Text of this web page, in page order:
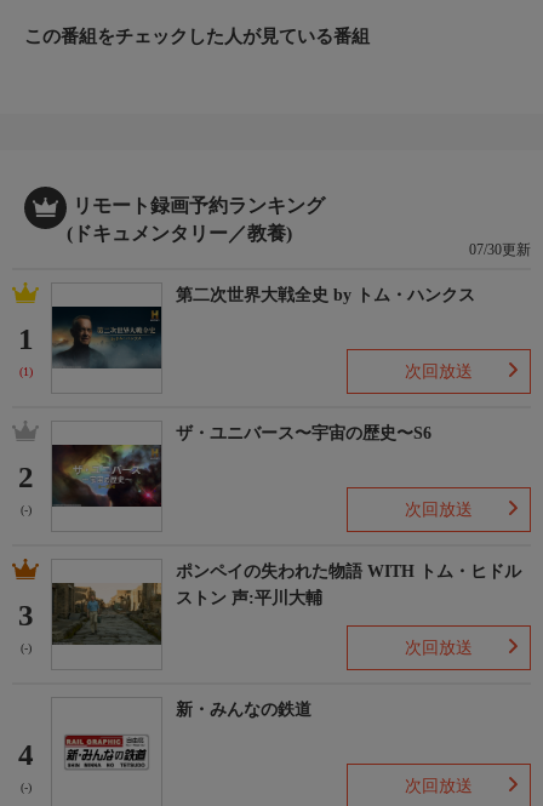
この番組をチェックした人が見ている番組
リモート録画予約ランキング
(ドキュメンタリー／教養)
07/30更新
1
(1)
第二次世界大戦全史 by トム・ハンクス
次回放送
2
(-)
ザ・ユニバース〜宇宙の歴史〜S6
次回放送
3
(-)
ポンペイの失われた物語 WITH トム・ヒドル
ストン 声:平川大輔
次回放送
4
(-)
新・みんなの鉄道
次回放送